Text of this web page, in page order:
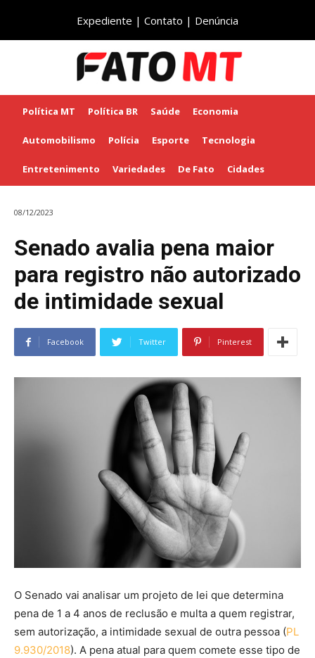
Expediente | Contato | Denúncia
Política MT Política BR Saúde Economia
Automobilismo Polícia Esporte Tecnologia
Entretenimento Variedades De Fato Cidades
08/12/2023
Senado avalia pena maior
para registro não autorizado
de intimidade sexual
Facebook Twitter Pinterest
O Senado vai analisar um projeto de lei que determina
pena de 1 a 4 anos de reclusão e multa a quem registrar,
sem autorização, a intimidade sexual de outra pessoa (PL
9.930/2018). A pena atual para quem comete esse tipo de